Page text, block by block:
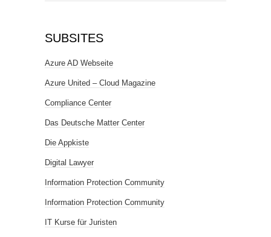
SUBSITES
Azure AD Webseite
Azure United – Cloud Magazine
Compliance Center
Das Deutsche Matter Center
Die Appkiste
Digital Lawyer
Information Protection Community
Information Protection Community
IT Kurse für Juristen